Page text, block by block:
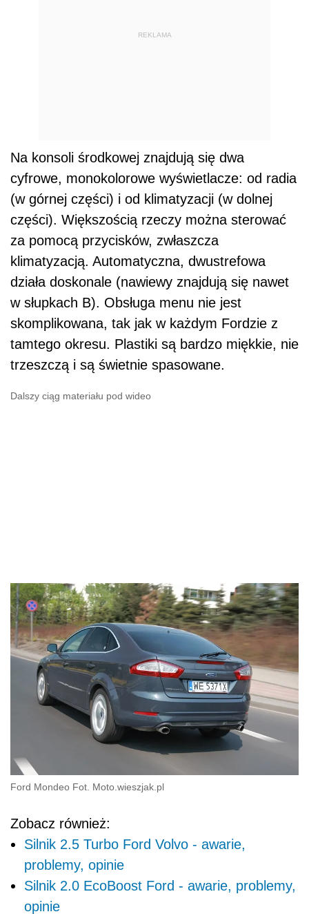
REKLAMA
Na konsoli środkowej znajdują się dwa
cyfrowe, monokolorowe wyświetlacze: od radia
(w górnej części) i od klimatyzacji (w dolnej
części). Większością rzeczy można sterować
za pomocą przycisków, zwłaszcza
klimatyzacją. Automatyczna, dwustrefowa
działa doskonale (nawiewy znajdują się nawet
w słupkach B). Obsługa menu nie jest
skomplikowana, tak jak w każdym Fordzie z
tamtego okresu. Plastiki są bardzo miękkie, nie
trzeszczą i są świetnie spasowane.
Dalszy ciąg materiału pod wideo
Ford Mondeo Fot. Moto.wieszjak.pl
Zobacz również:
Silnik 2.5 Turbo Ford Volvo - awarie,
problemy, opinie
Silnik 2.0 EcoBoost Ford - awarie, problemy,
opinie